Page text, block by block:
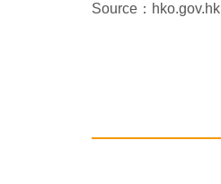
Source：hko.gov.hk